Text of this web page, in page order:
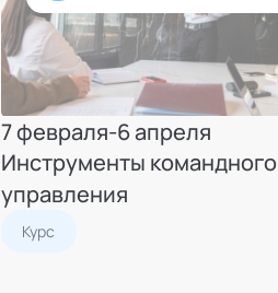
7 февраля-6 апреля
Инструменты командного
управления
Курс